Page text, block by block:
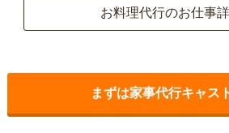
お料理代行のお仕事
まずは家事代行キャス